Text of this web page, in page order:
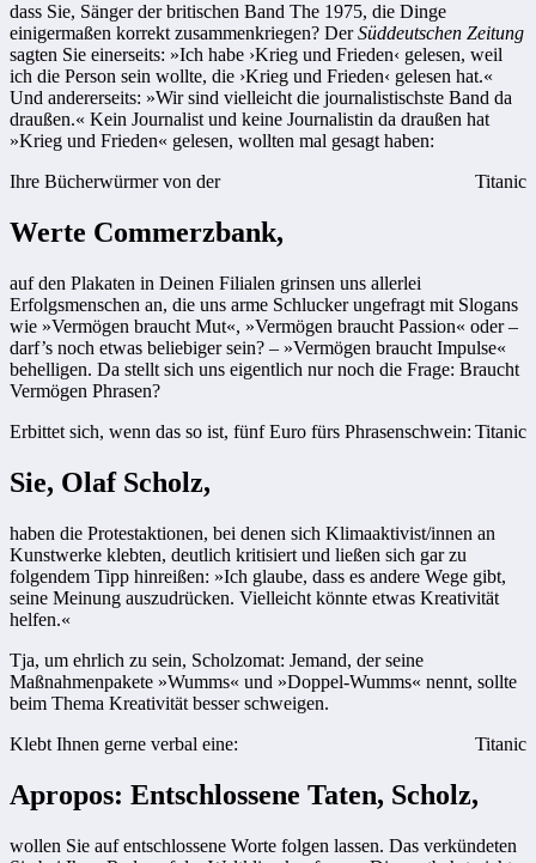
dass Sie, Sänger der britischen Band The 1975, die Dinge
einigermaßen korrekt zusammenkriegen? DerSüddeutschen Zeitung
sagten Sie einerseits: »Ich habe ›Krieg und Frieden‹ gelesen, weil
ich die Person sein wollte, die ›Krieg und Frieden‹ gelesen hat.«
Und andererseits: »Wir sind vielleicht die journalistischste Band da
draußen.« Kein Journalist und keine Journalistin da draußen hat
»Krieg und Frieden« gelesen, wollten mal gesagt haben:
Ihre Bücherwürmer von der
Titanic
Werte Commerzbank,
auf den Plakaten in Deinen Filialen grinsen uns allerlei
Erfolgsmenschen an, die uns arme Schlucker ungefragt mit Slogans
wie »Vermögen braucht Mut«, »Vermögen braucht Passion« oder –
darf’s noch etwas beliebiger sein? – »Vermögen braucht Impulse«
behelligen. Da stellt sich uns eigentlich nur noch die Frage: Braucht
Vermögen Phrasen?
Erbittet sich, wenn das so ist, fünf Euro fürs Phrasenschwein: Titanic
Sie, Olaf Scholz,
haben die Protestaktionen, bei denen sich Klimaaktivist/innen an
Kunstwerke klebten, deutlich kritisiert und ließen sich gar zu
folgendem Tipp hinreißen: »Ich glaube, dass es andere Wege gibt,
seine Meinung auszudrücken. Vielleicht könnte etwas Kreativität
helfen.«
Tja, um ehrlich zu sein, Scholzomat: Jemand, der seine
Maßnahmenpakete »Wumms« und »Doppel-Wumms« nennt, sollte
beim Thema Kreativität besser schweigen.
Klebt Ihnen gerne verbal eine:
Titanic
Apropos: Entschlossene Taten, Scholz,
wollen Sie auf entschlossene Worte folgen lassen. Das verkündeten